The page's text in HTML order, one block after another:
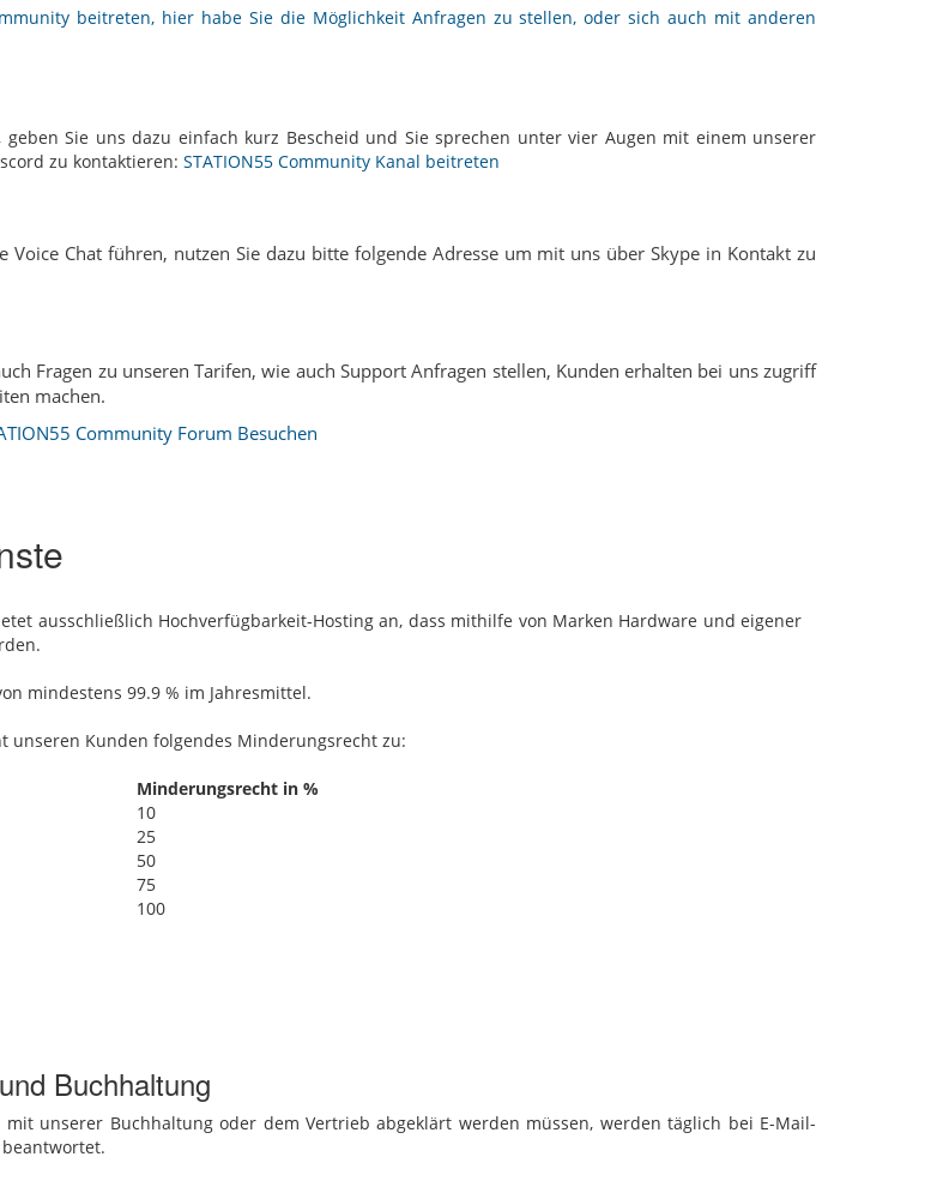
beitreten, hier habe Sie die Möglichkeit Anfragen zu stellen, oder sich auch mit anderen
Sie uns dazu einfach kurz Bescheid und Sie sprechen unter vier Augen mit einem unserer
zu kontaktieren: STATION55 Community Kanal beitreten
Chat führen, nutzen Sie dazu bitte folgende Adresse um mit uns über Skype in Kontakt zu
Fragen zu unseren Tarifen, wie auch Support Anfragen stellen, Kunden erhalten bei uns zugriff
machen.
Community Forum Besuchen
ausschließlich Hochverfügbarkeit-Hosting‎ an, dass mithilfe von Marken Hardware und eigener
mindestens 99.9 % im Jahresmittel.
unseren Kunden folgendes Minderungsrecht zu:
Minderungsrecht in %
10
25
50
75
100
Buchhaltung
mit unserer Buchhaltung oder dem Vertrieb abgeklärt werden müssen, werden täglich bei E-Mail-